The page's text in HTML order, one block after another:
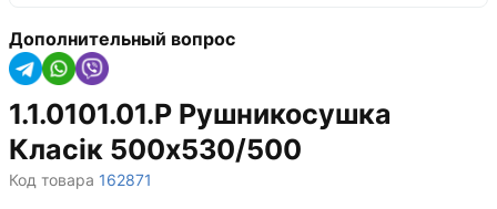
Дополнительный вопрос
1.1.0101.01.P Рушникосушка
Класік 500х530/500
Код товара 162871